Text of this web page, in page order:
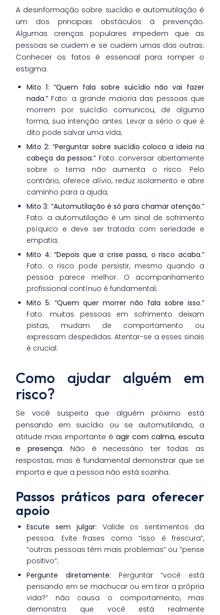
A desinformação sobre suicídio e automutilação é
um dos principais obstáculos à prevenção.
Algumas crenças populares impedem que as
pessoas se cuidem e se cuidem umas das outras.
Conhecer os fatos é essencial para romper o
estigma.
Mito 1: “Quem fala sobre suicídio não vai fazer
nada.” Fato: a grande maioria das pessoas que
morrem por suicídio comunicou, de alguma
forma, sua intenção antes. Levar a sério o que é
dito pode salvar uma vida;
Mito 2: “Perguntar sobre suicídio coloca a ideia na
cabeça da pessoa.” Fato: conversar abertamente
sobre o tema não aumenta o risco. Pelo
contrário, oferece alívio, reduz isolamento e abre
caminho para a ajuda;
Mito 3: “Automutilação é só para chamar atenção.”
Fato: a automutilação é um sinal de sofrimento
psíquico e deve ser tratada com seriedade e
empatia;
Mito 4: “Depois que a crise passa, o risco acaba.”
Fato: o risco pode persistir, mesmo quando a
pessoa parece melhor. O acompanhamento
profissional contínuo é fundamental;
Mito 5: “Quem quer morrer não fala sobre isso.”
Fato: muitas pessoas em sofrimento deixam
pistas, mudam de comportamento ou
expressam despedidas. Atentar-se a esses sinais
é crucial.
Como ajudar alguém em
risco?
Se você suspeita que alguém próximo está
pensando em suicídio ou se automutilando, a
atitude mais importante é agir com calma, escuta
e presença. Não é necessário ter todas as
respostas, mas é fundamental demonstrar que se
importa e que a pessoa não está sozinha.
Passos práticos para oferecer
apoio
Escute sem julgar: Valide os sentimentos da
pessoa. Evite frases como “isso é frescura”,
“outras pessoas têm mais problemas” ou “pense
positivo”;
Pergunte diretamente: Perguntar “você está
pensando em se machucar ou em tirar a própria
vida?” não causa o comportamento, mas
demonstra que você está realmente